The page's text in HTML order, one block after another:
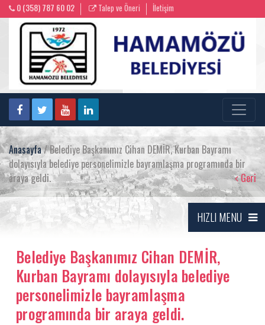
0 (358) 787 60 02 Talep ve Öneri İletişim
Anasayfa/ Belediye Başkanımız Cihan DEMİR, Kurban Bayramı
dolayısıyla belediye personelimizle bayramlaşma programında bir
araya geldi.
Geri
HIZLI MENU
Belediye Başkanımız Cihan DEMİR,
Kurban Bayramı dolayısıyla belediye
personelimizle bayramlaşma
programında bir araya geldi.